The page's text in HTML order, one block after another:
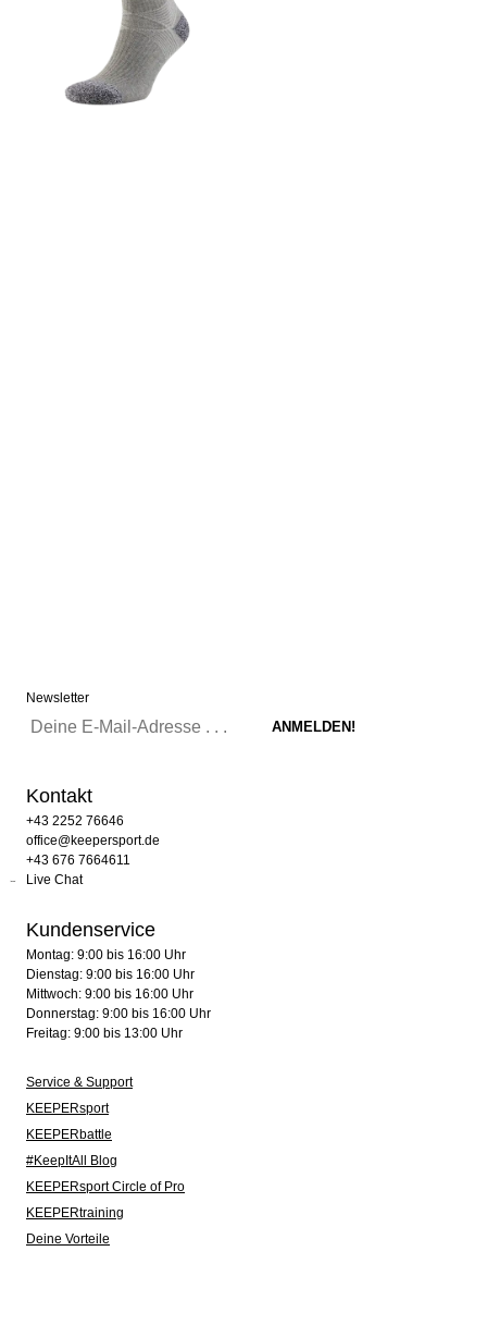
Newsletter
Kontakt
+43 2252 76646
office@keepersport.de
+43 676 7664611
Live Chat
Kundenservice
Montag: 9:00 bis 16:00 Uhr
Dienstag: 9:00 bis 16:00 Uhr
Mittwoch: 9:00 bis 16:00 Uhr
Donnerstag: 9:00 bis 16:00 Uhr
Freitag: 9:00 bis 13:00 Uhr
Service & Support
KEEPERsport
KEEPERbattle
#KeepItAll Blog
KEEPERsport Circle of Pro
KEEPERtraining
Deine Vorteile